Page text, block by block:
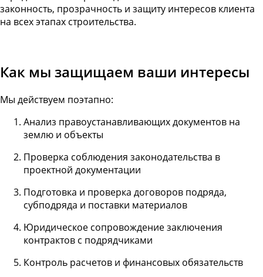
законность, прозрачность и защиту интересов клиента
на всех этапах строительства.
Как мы защищаем ваши интересы
Мы действуем поэтапно:
Анализ правоустанавливающих документов на
землю и объекты
Проверка соблюдения законодательства в
проектной документации
Подготовка и проверка договоров подряда,
субподряда и поставки материалов
Юридическое сопровождение заключения
контрактов с подрядчиками
Контроль расчетов и финансовых обязательств